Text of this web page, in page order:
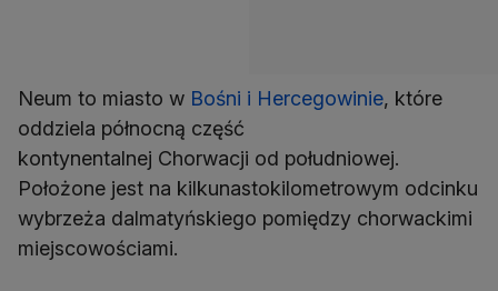
Neum to miasto w Bośni i Hercegowinie, które
oddziela północną część
kontynentalnej Chorwacji od południowej.
Położone jest na kilkunastokilometrowym odcinku
wybrzeża dalmatyńskiego pomiędzy chorwackimi
miejscowościami.